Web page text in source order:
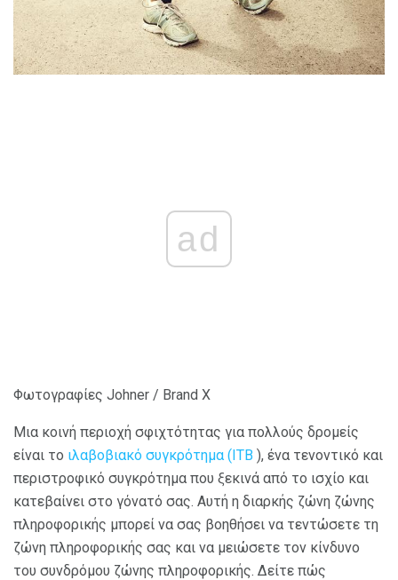
ad
Φωτογραφίες Johner / Brand X
Μια κοινή περιοχή σφιχτότητας για πολλούς δρομείς
είναι το ιλαβοβιακό συγκρότημα (ITB ), ένα τενοντικό και
περιστροφικό συγκρότημα που ξεκινά από το ισχίο και
κατεβαίνει στο γόνατό σας. Αυτή η διαρκής ζώνη ζώνης
πληροφορικής μπορεί να σας βοηθήσει να τεντώσετε τη
ζώνη πληροφορικής σας και να μειώσετε τον κίνδυνο
του συνδρόμου ζώνης πληροφορικής. Δείτε πώς